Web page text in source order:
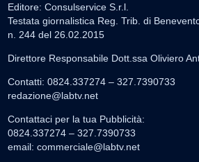
Editore: Consulservice S.r.l.
Testata giornalistica Reg. Trib. di
n. 244 del 26.02.2015
Direttore Responsabile Dott.ssa Oliviero
Contatti: 0824.337274 – 327.7390733
redazione@labtv.net
Contattaci per la tua Pubblicità:
0824.337274 – 327.7390733
email: commerciale@labtv.net